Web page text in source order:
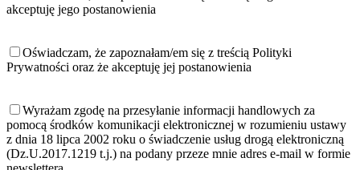
akceptuję jego postanowienia
Oświadczam, że zapoznałam/em się z treścią Polityki
Prywatności oraz że akceptuję jej postanowienia
Wyrażam zgodę na przesyłanie informacji handlowych za
pomocą środków komunikacji elektronicznej w rozumieniu ustawy
z dnia 18 lipca 2002 roku o świadczenie usług drogą elektroniczną
(Dz.U.2017.1219 t.j.) na podany przeze mnie adres e-mail w formie